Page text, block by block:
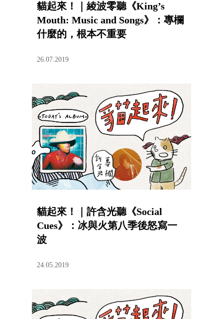
貓起來！｜綾波零聽《King’s
Mouth: Music and Songs》：專欄
什麼的，根本不重要
26.07.2019
貓起來！｜許含光聽《Social
Cues》：冰與火第八季後怒寫一
波
24.05.2019